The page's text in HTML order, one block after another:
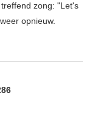
zong: "Let's
opnieuw.